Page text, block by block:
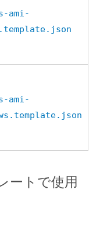
ami-
ami-
ートで使用